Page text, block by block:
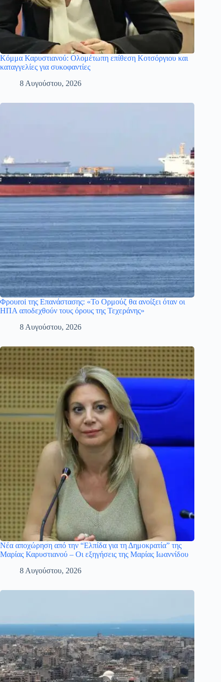
Κόμμα Καρυστιανού: Ολομέτωπη επίθεση Κοτσόργιου και
καταγγελίες για συκοφαντίες
8 Αυγούστου, 2026
Φρουroi της Επανάστασης: «Το Ορμούζ θα ανοίξει όταν οι
ΗΠΑ αποδεχθούν τους όρους της Τεχεράνης»
8 Αυγούστου, 2026
Νέα αποχώρηση από την “Ελπίδα για τη Δημοκρατία” της
Μαρίας Καρυστιανού – Οι εξηγήσεις της Μαρίας Ιωαννίδου
8 Αυγούστου, 2026